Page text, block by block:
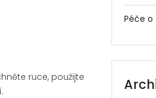
ruce, použijte
Péče o